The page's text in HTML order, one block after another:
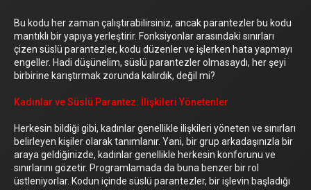
Bu kodu her zaman çalıştırabilirsiniz, ancak parantezler bu kodu
mantıklı bir yapıya yerleştirir. Fonksiyonlar arasındaki sınırları
çizen süslü parantezler, kodu düzenler ve işlerken hata yapmayı
engeller. Hadi düşünelim, süslü parantezler olmasaydı, her şeyi
birbirine karıştırmak zorunda kalırdık, değil mi?
Kadınlar ve Süslü Parantez: İlişkileri Yönetenler
Herkesin bildiği gibi, kadınlar genellikle ilişkileri yöneten ve sınırları
belirleyen kişiler olarak tanımlanır. Yani, bir grup arkadaşınızla bir
araya geldiğinizde, kadınlar genellikle herkesin konforunu ve
sınırlarını gözetir. Programlamada da buna benzer bir rol
üstleniyorlar. Kodun içinde süslü parantezler, bir işlevin başladığı